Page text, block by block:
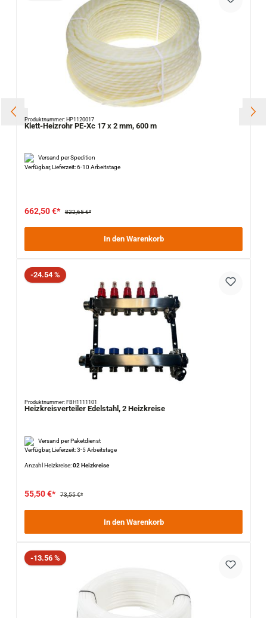
Produktnummer: HP1120017
Klett-Heizrohr PE-Xc 17 x 2 mm, 600 m
Versand per Spedition
Verfügbar, Lieferzeit: 6-10 Arbeitstage
662,50 €* 822,65 €*
In den Warenkorb
Rabatt
-24.54 %
Produktnummer: FBH1111101
Heizkreisverteiler Edelstahl, 2 Heizkreise
Versand per Paketdienst
Verfügbar, Lieferzeit: 3-5 Arbeitstage
Anzahl Heizkreise:02 Heizkreise
55,50 €* 73,55 €*
In den Warenkorb
Rabatt
-13.56 %